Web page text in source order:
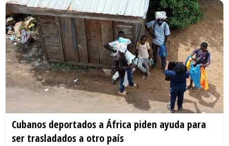
Cubanos deportados a África piden ayuda para
ser trasladados a otro país